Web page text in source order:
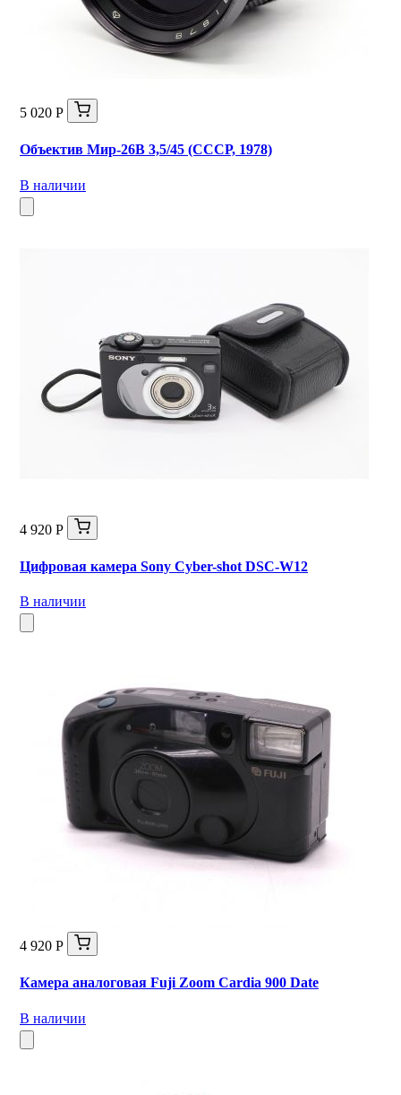
5 020 Р
Объектив Мир-26В 3,5/45 (СССР, 1978)
В наличии
4 920 Р
Цифровая камера Sony Cyber-shot DSC-W12
В наличии
4 920 Р
Камера аналоговая Fuji Zoom Cardia 900 Date
В наличии